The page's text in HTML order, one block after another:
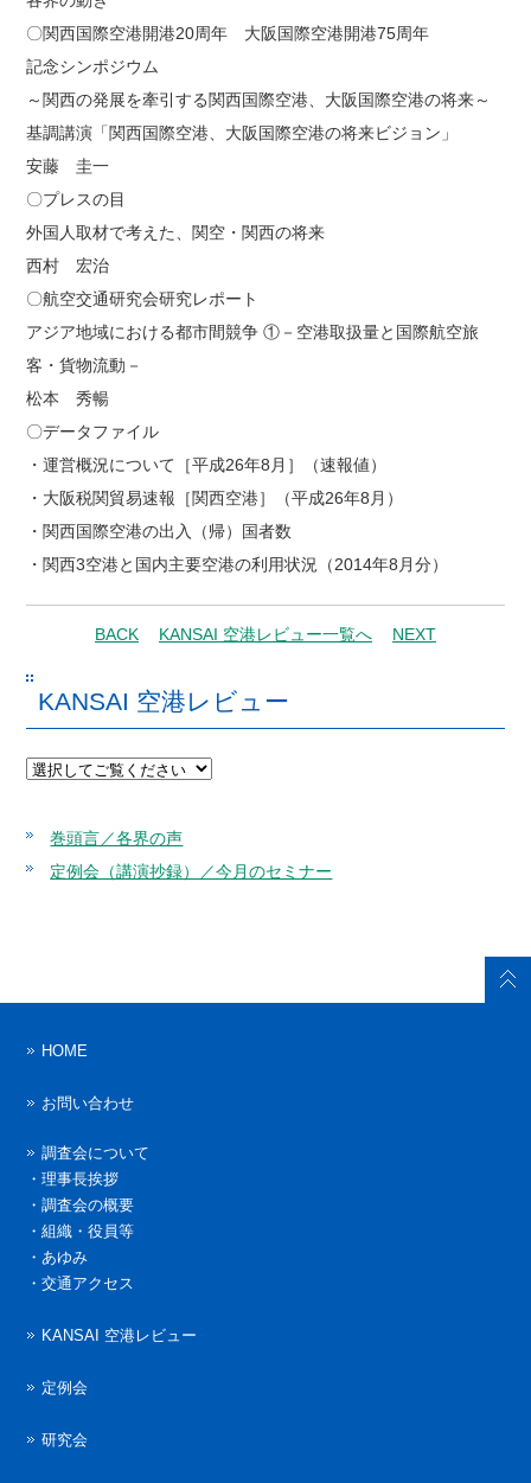
〇関西国際空港開港20周年 大阪国際空港開港75周年
記念シンポジウム
～関西の発展を牽引する関西国際空港、大阪国際空港の将来～
基調講演「関西国際空港、大阪国際空港の将来ビジョン」
安藤 圭一
〇プレスの目
外国人取材で考えた、関空・関西の将来
西村 宏治
〇航空交通研究会研究レポート
アジア地域における都市間競争 ①－空港取扱量と国際航空旅
客・貨物流動－
松本 秀暢
〇データファイル
・運営概況について［平成26年8月］（速報値）
・大阪税関貿易速報［関西空港］（平成26年8月）
・関西国際空港の出入（帰）国者数
・関西3空港と国内主要空港の利用状況（2014年8月分）
BACK KANSAI 空港レビュー一覧へ NEXT
KANSAI 空港レビュー
巻頭言／各界の声
定例会（講演抄録）／今月のセミナー
HOME
お問い合わせ
調査会について
・理事長挨拶
・調査会の概要
・組織・役員等
・あゆみ
・交通アクセス
KANSAI 空港レビュー
定例会
研究会